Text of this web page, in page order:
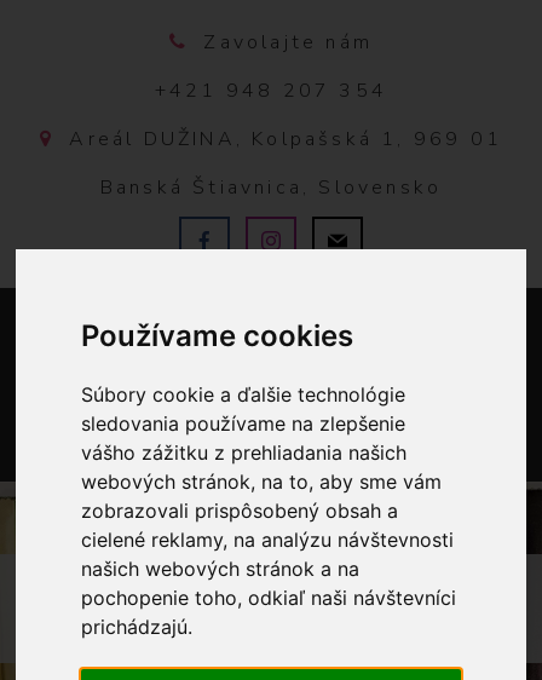
Používame cookies
Súbory cookie a ďalšie technológie
sledovania používame na zlepšenie
vášho zážitku z prehliadania našich
webových stránok, na to, aby sme vám
zobrazovali prispôsobený obsah a
cielené reklamy, na analýzu návštevnosti
našich webových stránok a na
pochopenie toho, odkiaľ naši návštevníci
prichádzajú.
Zavolajte nám
+421 948 207 354
Areál DUŽINA, Kolpašská 1, 969 01
Banská Štiavnica, Slovensko
0
OBCHOD GALANTÉRIA
JAZDEC NA ŠPIRÁLOVÝ ZIPS 5MM -